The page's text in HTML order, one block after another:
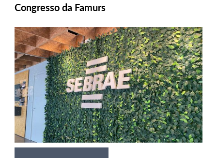
Congresso da Famurs